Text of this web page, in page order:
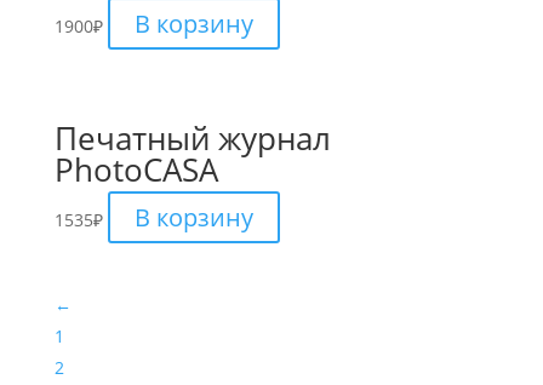
1900₽ В корзину
Печатный журнал
PhotoCASA
1535₽ В корзину
←
1
2